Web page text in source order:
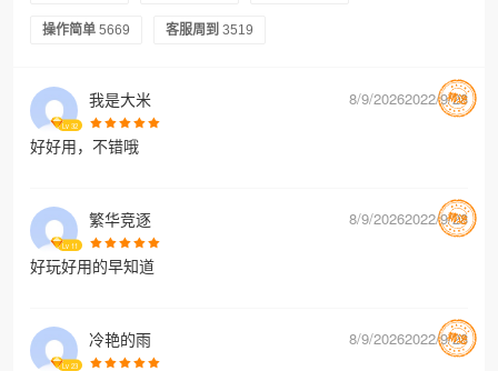
操作简单 5669 客服周到 3519
我是大米 8/9/20262022/9/28
好好用，不错哦
Lv 32
繁华竞逐 8/9/20262022/9/28
好玩好用的早知道
Lv 11
冷艳的雨 8/9/20262022/9/28
Lv 23